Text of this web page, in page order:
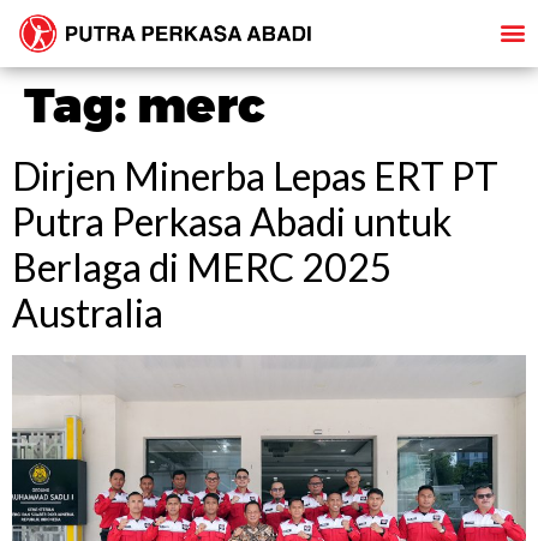
Tag: merc
Dirjen Minerba Lepas ERT PT
Putra Perkasa Abadi untuk
Berlaga di MERC 2025
Australia